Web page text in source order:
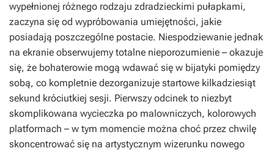
wypełnionej różnego rodzaju zdradzieckimi pułapkami,
zaczyna się od wypróbowania umiejętności, jakie
posiadają poszczególne postacie. Niespodziewanie jednak
na ekranie obserwujemy totalne nieporozumienie – okazuje
się, że bohaterowie mogą wdawać się w bijatyki pomiędzy
sobą, co kompletnie dezorganizuje startowe kilkadziesiąt
sekund króciutkiej sesji. Pierwszy odcinek to niezbyt
skomplikowana wycieczka po malowniczych, kolorowych
platformach – w tym momencie można choć przez chwilę
skoncentrować się na artystycznym wizerunku nowego